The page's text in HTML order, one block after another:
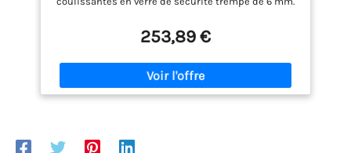
verre est transparent, les poignées et le cadre sont
noirs mats. Installation de boîtes réversibles. Portes
coulissantes. Fermeture magnétique de la porte.
Espace de réglage de -2 cm par côté. Poignées
carrées. Blocage rapide en bas et double palier
253,89 €